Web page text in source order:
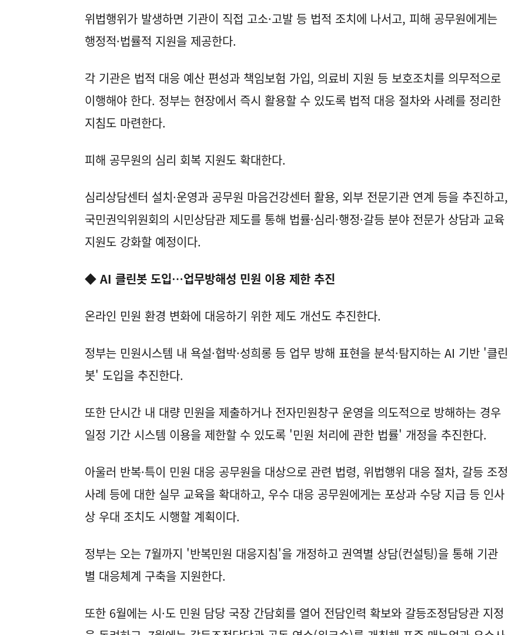
위법행위가 발생하면 기관이 직접 고소·고발 등 법적 조치에 나서고, 피해 공무원에게는
행정적·법률적 지원을 제공한다.
각 기관은 법적 대응 예산 편성과 책임보험 가입, 의료비 지원 등 보호조치를 의무적으로
이행해야 한다. 정부는 현장에서 즉시 활용할 수 있도록 법적 대응 절차와 사례를 정리한
지침도 마련한다.
피해 공무원의 심리 회복 지원도 확대한다.
심리상담센터 설치·운영과 공무원 마음건강센터 활용, 외부 전문기관 연계 등을 추진하고,
국민권익위원회의 시민상담관 제도를 통해 법률·심리·행정·갈등 분야 전문가 상담과 교육
지원도 강화할 예정이다.
◆ AI 클린봇 도입…업무방해성 민원 이용 제한 추진
온라인 민원 환경 변화에 대응하기 위한 제도 개선도 추진한다.
정부는 민원시스템 내 욕설·협박·성희롱 등 업무 방해 표현을 분석·탐지하는 AI 기반 '클린
봇' 도입을 추진한다.
또한 단시간 내 대량 민원을 제출하거나 전자민원창구 운영을 의도적으로 방해하는 경우
일정 기간 시스템 이용을 제한할 수 있도록 '민원 처리에 관한 법률' 개정을 추진한다.
아울러 반복·특이 민원 대응 공무원을 대상으로 관련 법령, 위법행위 대응 절차, 갈등 조정
사례 등에 대한 실무 교육을 확대하고, 우수 대응 공무원에게는 포상과 수당 지급 등 인사
상 우대 조치도 시행할 계획이다.
정부는 오는 7월까지 '반복민원 대응지침'을 개정하고 권역별 상담(컨설팅)을 통해 기관
별 대응체계 구축을 지원한다.
또한 6월에는 시·도 민원 담당 국장 간담회를 열어 전담인력 확보와 갈등조정담당관 지정